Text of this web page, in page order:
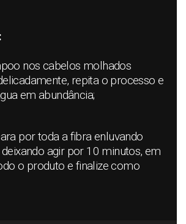
nos cabelos molhados
repita o processo e
em abundância;
por toda a fibra enluvando
agir por 10 minutos, em
o produto e finalize como